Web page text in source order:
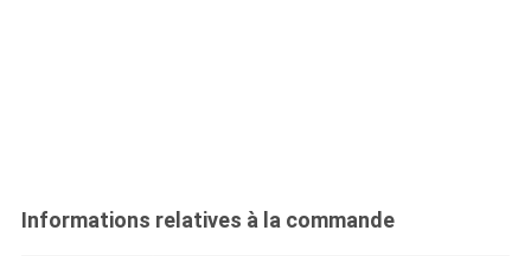
Informations relatives à la commande